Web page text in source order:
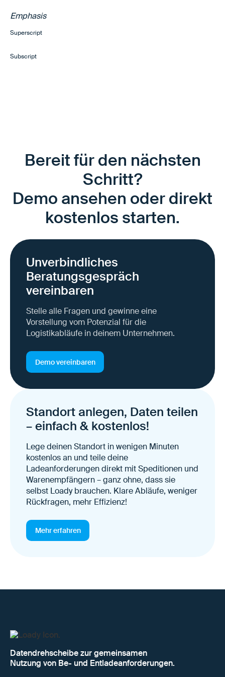
Emphasis
Superscript
Subscript
Bereit für den nächsten
Schritt?
Demo ansehen oder direkt
kostenlos starten.
Unverbindliches
Beratungsgespräch
vereinbaren
Stelle alle Fragen und gewinne eine
Vorstellung vom Potenzial für die
Logistikabläufe in deinem Unternehmen.
Demo vereinbaren
Standort anlegen, Daten teilen
– einfach & kostenlos!
Lege deinen Standort in wenigen Minuten
kostenlos an und teile deine
Ladeanforderungen direkt mit Speditionen und
Warenempfängern – ganz ohne, dass sie
selbst Loady brauchen. Klare Abläufe, weniger
Rückfragen, mehr Effizienz!
Mehr erfahren
Datendrehscheibe zur gemeinsamen
Nutzung von Be- und Entladeanforderungen.